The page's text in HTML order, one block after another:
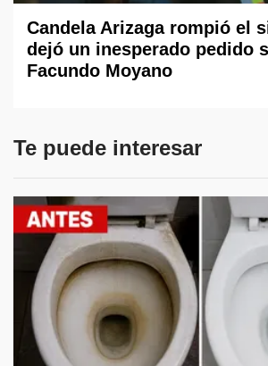
Candela Arizaga rompió el
dejó un inesperado pedido
Facundo Moyano
Te puede interesar